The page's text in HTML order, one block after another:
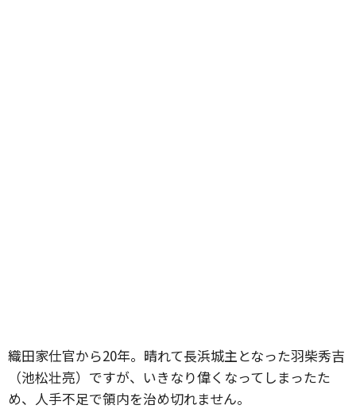
織田家仕官から20年。晴れて長浜城主となった羽柴秀吉
（池松壮亮）ですが、いきなり偉くなってしまったた
め、人手不足で領内を治め切れません。